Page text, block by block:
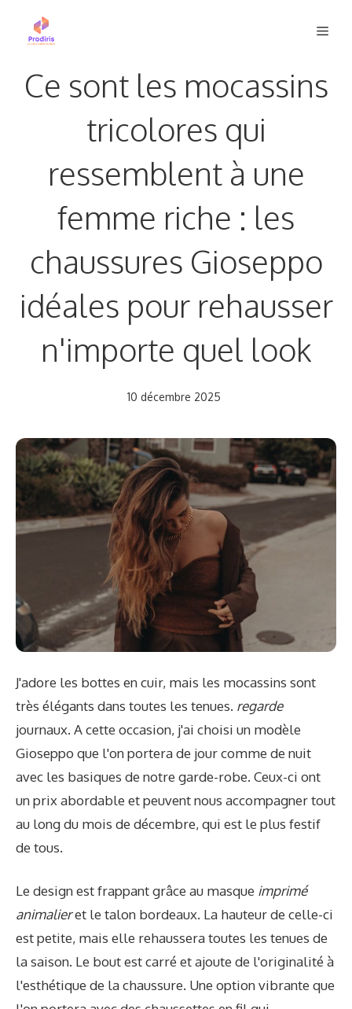
Ce sont les mocassins
tricolores qui
ressemblent à une
femme riche : les
chaussures Gioseppo
idéales pour rehausser
n'importe quel look
10 décembre 2025
J'adore les bottes en cuir, mais les mocassins sont
très élégants dans toutes les tenues. regarde
journaux. A cette occasion, j'ai choisi un modèle
Gioseppo que l'on portera de jour comme de nuit
avec les basiques de notre garde-robe. Ceux-ci ont
un prix abordable et peuvent nous accompagner tout
au long du mois de décembre, qui est le plus festif
de tous.
Le design est frappant grâce au masque imprimé
animalieret le talon bordeaux. La hauteur de celle-ci
est petite, mais elle rehaussera toutes les tenues de
la saison. Le bout est carré et ajoute de l'originalité à
l'esthétique de la chaussure. Une option vibrante que